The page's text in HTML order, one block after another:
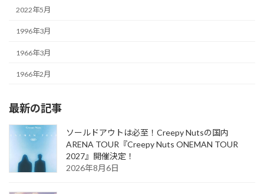
2022年5月
1996年3月
1966年3月
1966年2月
最新の記事
ソールドアウトは必至！Creepy Nutsの国内
ARENA TOUR『Creepy Nuts ONEMAN TOUR
2027』開催決定！
2026年8月6日